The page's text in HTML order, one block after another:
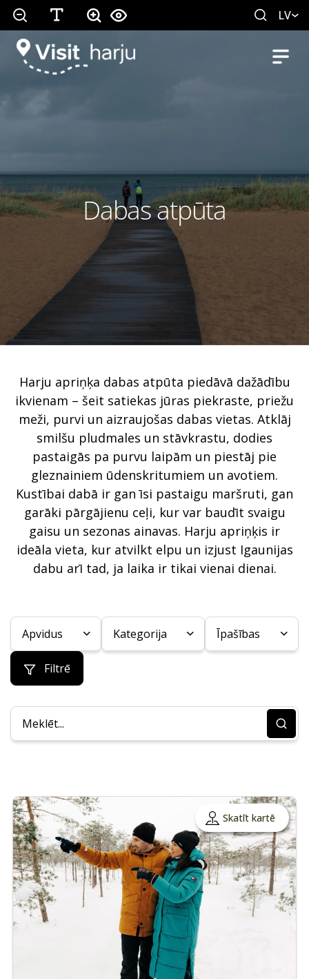
LV
Dabas atpūta
Harju apriņķa dabas atpūta piedāvā dažādību
ikvienam – šeit satiekas jūras piekraste, priežu
meži, purvi un aizraujošas dabas vietas. Atklāj
smilšu pludmales un stāvkrastu, dodies
pastaigās pa purvu laipām un piestāj pie
gleznainiem ūdenskritumiem un avotiem.
Kustībai dabā ir gan īsi pastaigu maršruti, gan
garāki pārgājienu ceļi, kur var baudīt svaigu
gaisu un sezonas ainavas. Harju apriņķis ir
ideāla vieta, kur atvilkt elpu un izjust Igaunijas
dabu arī tad, ja laika ir tikai vienai dienai.
Apvidus Kategorija Īpašības
Filtrē
Skatīt kartē